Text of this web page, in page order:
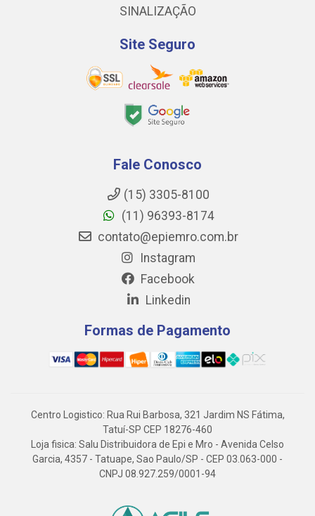
SINALIZAÇÃO
Site Seguro
Fale Conosco
(15) 3305-8100
(11) 96393-8174
contato@epiemro.com.br
Instagram
Facebook
Linkedin
Formas de Pagamento
Centro Logistico: Rua Rui Barbosa, 321 Jardim NS Fátima,
Tatuí-SP CEP 18276-460
Loja fisica: Salu Distribuidora de Epi e Mro - Avenida Celso
Garcia, 4357 - Tatuape, Sao Paulo/SP - CEP 03.063-000 -
CNPJ 08.927.259/0001-94